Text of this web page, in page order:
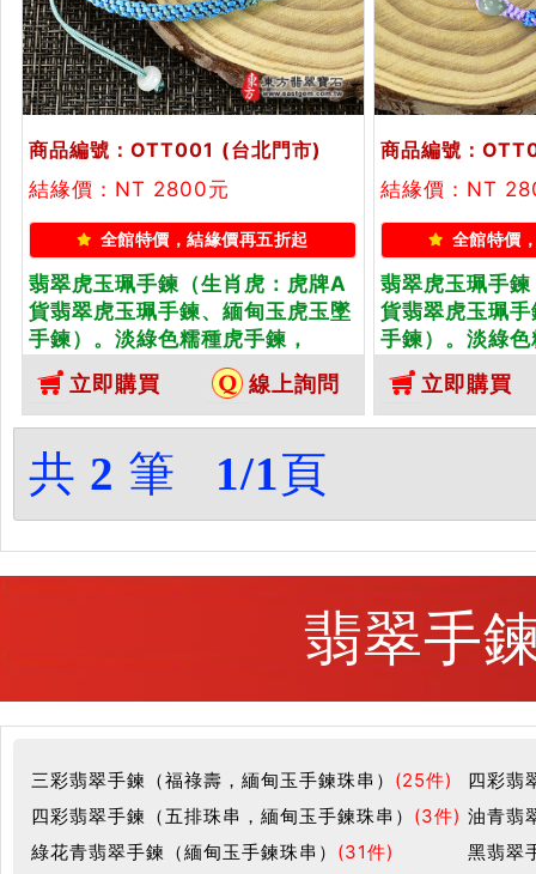
商品編號：OTT001 (台北門市)
結緣價：NT 2800元
全館特價，結緣價再五折起
翡翠虎玉珮手鍊（生肖虎：虎牌A
貨翡翠虎玉珮手鍊、緬甸玉虎玉墜
手鍊）。淡綠色糯種虎手鍊，
OTT001。客製化訂做各種翡翠虎
吊墜玉珮手鍊。★附A貨翡翠雙證
書
立即購買 線上詢問
商品編號：
結緣價：NT
全館特價
翡翠虎玉珮手
貨翡翠虎玉珮
手鍊）。淡綠
OTT002。客
吊墜玉珮手鍊
書
立即購買
共 2 筆 1/1頁
翡翠手
三彩翡翠手鍊（福祿壽，緬甸玉手鍊珠串） (25件)
四彩翡
四彩翡翠手鍊（五排珠串，緬甸玉手鍊珠串） (3件) 油青翡
綠花青翡翠手鍊（緬甸玉手鍊珠串） (31件)
黑翡翠